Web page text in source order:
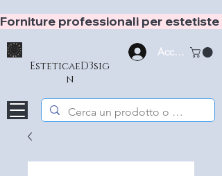
Forniture professionali per
EsteticaeD3sig
n
Accedi